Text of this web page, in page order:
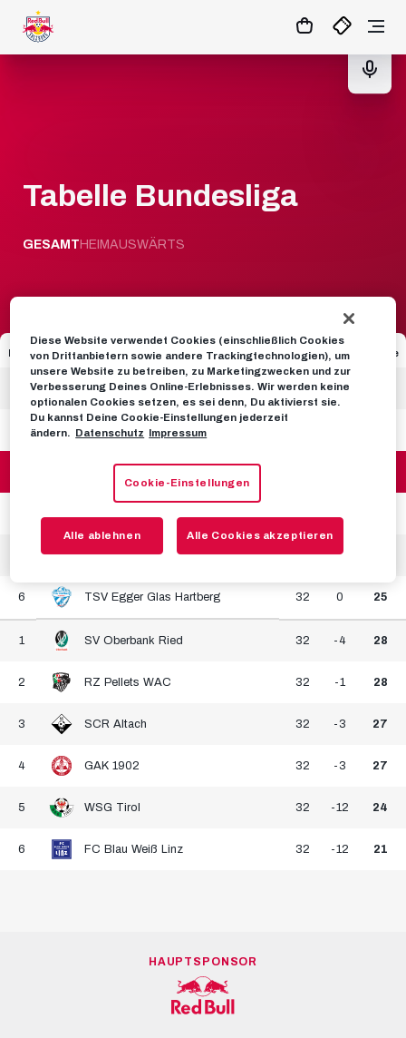
13:29 TICKETS
Tabelle Bundesliga
GESAMTHEIMAUSWÄRTS
Platz Team Spiele TD Punkte
LASK 32 14
SK Puntigamer Sturm Graz
SK Rapid Wien 32 -5
6 TSV Egger Glas Hartberg 32 0 25
1 SV Oberbank Ried 32 -4 28
2 RZ Pellets WAC 32 -1 28
3 SCR Altach 32 -3 27
4 GAK 1902 32 -3 27
5 WSG Tirol 32 -12 24
6 FC Blau Weiß Linz 32 -12 21
HAUPTSPONSOR
Diese Website verwendet Cookies (einschließlich Cookies
von Drittanbietern sowie andere Trackingtechnologien), um
unsere Website zu betreiben, zu Marketingzwecken und zur
Verbesserung Deines Online-Erlebnisses. Wir werden keine
optionalen Cookies setzen, es sei denn, Du aktivierst sie.
Du kannst Deine Cookie-Einstellungen jederzeit
ändern. Datenschutz Impressum
Cookie-Einstellungen
Alle ablehnen Alle Cookies akzeptieren